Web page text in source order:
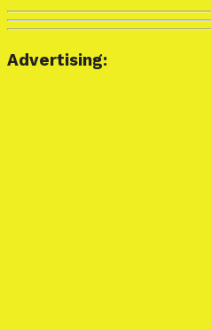
Advertising: